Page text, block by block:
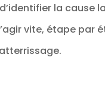
la cause
vite, étape par